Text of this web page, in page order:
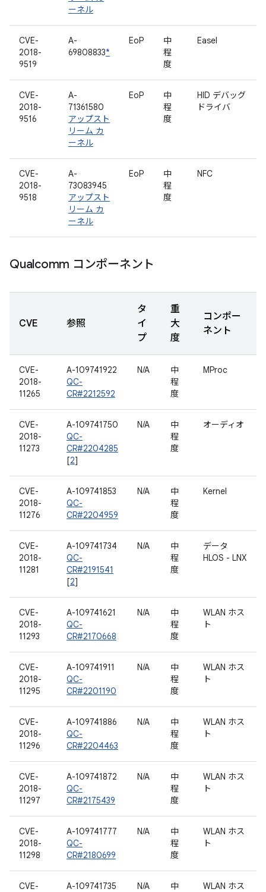
ーネル
CVE-
2018-
9519
A-
69808833*
EoP
中
程
度
Easel
CVE-
2018-
9516
A-
71361580
アップスト
リーム カ
ーネル
EoP
中
程
度
HID デバッグ
ドライバ
CVE-
2018-
9518
A-
73083945
アップスト
リーム カ
ーネル
EoP
中
程
度
NFC
Qualcomm コンポーネント
CVE 参照
タ
イ
プ
重
大
度
コンポー
ネント
CVE-
2018-
11265
A-109741922
QC-
CR#2212592
N/A
中
程
度
MProc
CVE-
2018-
11273
A-109741750
QC-
CR#2204285
[2]
N/A
中
程
度
オーディオ
CVE-
2018-
11276
A-109741853
QC-
CR#2204959
N/A
中
程
度
Kernel
CVE-
2018-
11281
A-109741734
QC-
CR#2191541
[2]
N/A
中
程
度
データ
HLOS - LNX
CVE-
2018-
11293
A-109741621
QC-
CR#2170668
N/A
中
程
度
WLAN ホス
ト
CVE-
2018-
11295
A-109741911
QC-
CR#2201190
N/A
中
程
度
WLAN ホス
ト
CVE-
2018-
11296
A-109741886
QC-
CR#2204463
N/A
中
程
度
WLAN ホス
ト
CVE-
2018-
11297
A-109741872
QC-
CR#2175439
N/A
中
程
度
WLAN ホス
ト
CVE-
2018-
11298
A-109741777
QC-
CR#2180699
N/A
中
程
度
WLAN ホス
ト
CVE-
A-109741735
N/A
中
WLAN ホス